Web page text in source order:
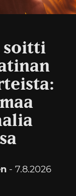
soitti
- 7.8.2026